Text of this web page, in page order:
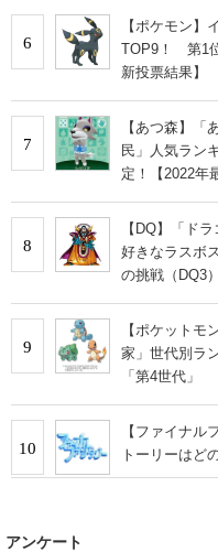
6
【ポケモン】
TOP9！ 第1
新投票結果】
7
【あつ森】「
民」人気ラン
定！【2022年
8
【DQ】「ド
好きなラスボ
の挑戦（DQ3
9
【ポケットモ
家」世代別ラ
「第4世代」
10
【ファイナル
トーリーはど
アンケート